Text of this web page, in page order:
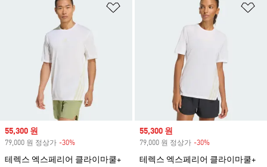
Sale price
55,300 원
79,000 원 정상가 -30%
테렉스 엑스페리어 클라이마쿨+
Sale price
55,300 원
79,000 원 정상가 -30%
테렉스 엑스페리어 클라이마쿨+